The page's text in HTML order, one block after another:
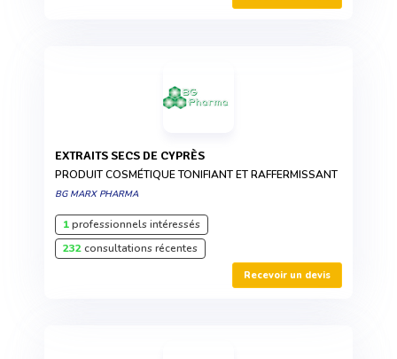
EXTRAITS SECS DE CYPRÈS
PRODUIT COSMÉTIQUE TONIFIANT ET RAFFERMISSANT
BG MARX PHARMA
1professionnels intéressés
232consultations récentes
Recevoir un devis